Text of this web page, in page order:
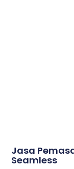
Jasa
Seamless